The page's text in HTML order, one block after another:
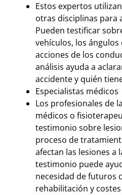
Estos expertos
otras disciplinas para
Pueden testificar
vehículos, los ángulos
acciones de los
análisis ayuda a
accidente y quién
Especialistas médicos
Los profesionales de
médicos o
testimonio sobre
proceso de
afectan las lesiones a
testimonio puede
necesidad de futuros
rehabilitación y